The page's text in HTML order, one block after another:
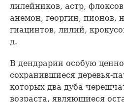
лилейников, астр,
анемон, георгин, пионов,
гиацинтов, лилий,
д.
В дендрарии особую
сохранившиеся деревья-
которых два дуба
возраста, являющиеся